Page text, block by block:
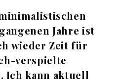
Jahre ist
wieder Zeit für
verspielte
Ich kann aktuell